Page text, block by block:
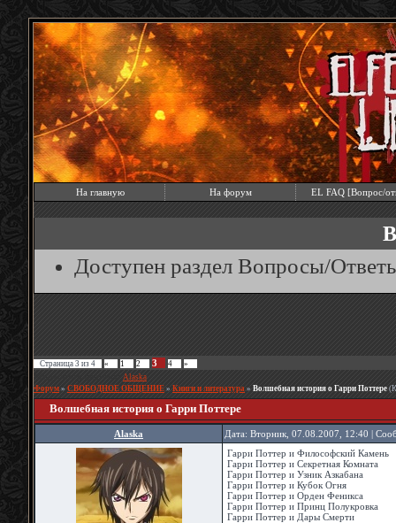
На главную На форум EL FAQ [Вопрос/
Доступен раздел Вопросы/
Страница 3 из 4 « 1 2 3 4 »
Alaska
Форум » СВОБОДНОЕ ОБЩЕНИЕ » Книги и литература » Волшебная история о Гарри Поттере
Волшебная история о Гарри Поттере
Alaska Дата: Вторник, 07.08.2007, 12:40 |
Гарри Поттер и Философский Камень
Гарри Поттер и Секретная Комната
Гарри Поттер и Узник Азкабана
Гарри Поттер и Кубок Огня
Гарри Поттер и Орден Феникса
Гарри Поттер и Принц Полукровка
Гарри Поттер и Дары Смерти